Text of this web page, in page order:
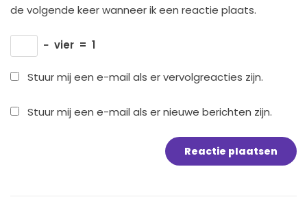
de volgende keer wanneer ik een reactie plaats.
− vier = 1
Stuur mij een e-mail als er vervolgreacties zijn.
Stuur mij een e-mail als er nieuwe berichten zijn.